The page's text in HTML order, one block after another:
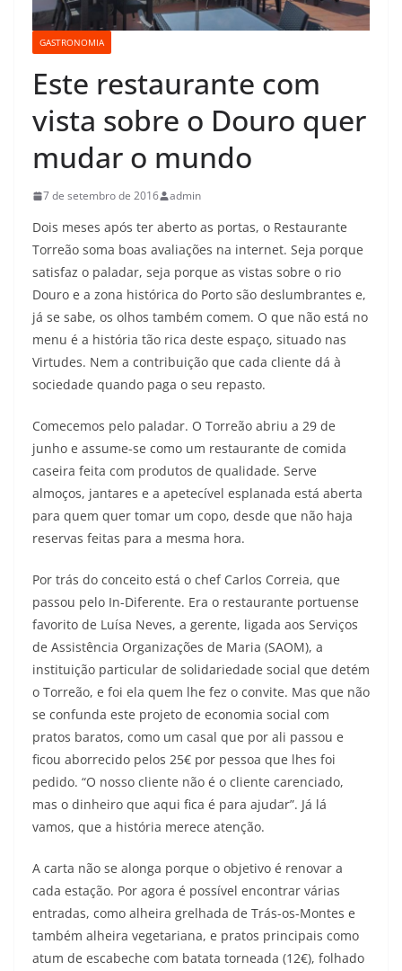
GASTRONOMIA
Este restaurante com
vista sobre o Douro quer
mudar o mundo
7 de setembro de 2016 admin
Dois meses após ter aberto as portas, o Restaurante
Torreão soma boas avaliações na internet. Seja porque
satisfaz o paladar, seja porque as vistas sobre o rio
Douro e a zona histórica do Porto são deslumbrantes e,
já se sabe, os olhos também comem. O que não está no
menu é a história tão rica deste espaço, situado nas
Virtudes. Nem a contribuição que cada cliente dá à
sociedade quando paga o seu repasto.
Comecemos pelo paladar. O Torreão abriu a 29 de
junho e assume-se como um restaurante de comida
caseira feita com produtos de qualidade. Serve
almoços, jantares e a apetecível esplanada está aberta
para quem quer tomar um copo, desde que não haja
reservas feitas para a mesma hora.
Por trás do conceito está o chef Carlos Correia, que
passou pelo In-Diferente. Era o restaurante portuense
favorito de Luísa Neves, a gerente, ligada aos Serviços
de Assistência Organizações de Maria (SAOM), a
instituição particular de solidariedade social que detém
o Torreão, e foi ela quem lhe fez o convite. Mas que não
se confunda este projeto de economia social com
pratos baratos, como um casal que por ali passou e
ficou aborrecido pelos 25€ por pessoa que lhes foi
pedido. “O nosso cliente não é o cliente carenciado,
mas o dinheiro que aqui fica é para ajudar”. Já lá
vamos, que a história merece atenção.
A carta não se alonga porque o objetivo é renovar a
cada estação. Por agora é possível encontrar várias
entradas, como alheira grelhada de Trás-os-Montes e
também alheira vegetariana, e pratos principais como
atum de escabeche com batata torneada (12€), folhado